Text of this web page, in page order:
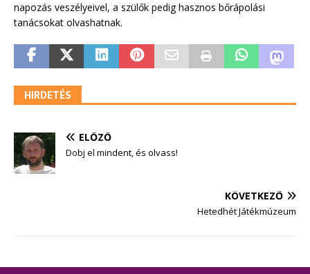
napozás veszélyeivel, a szülők pedig hasznos bőrápolási
tanácsokat olvashatnak.
HIRDETÉS
ELŐZŐ
Dobj el mindent, és olvass!
KÖVETKEZŐ
Hetedhét Játékmúzeum